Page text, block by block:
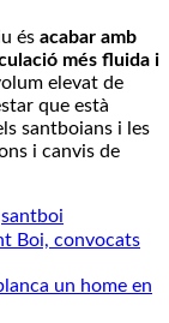
és acabar amb
més fluida i
elevat de
que està
santboians i les
i canvis de
santboi
Boi, convocats
un home en